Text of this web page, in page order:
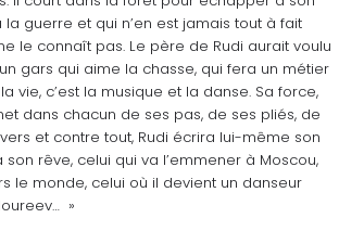
guerre et qui n’en est jamais tout à fait
le connaît pas. Le père de Rudi aurait voulu
gars qui aime la chasse, qui fera un métier
la vie, c’est la musique et la danse. Sa force,
dans chacun de ses pas, de ses pliés, de
et contre tout, Rudi écrira lui-même son
son rêve, celui qui va l’emmener à Moscou,
le monde, celui où il devient un danseur
»